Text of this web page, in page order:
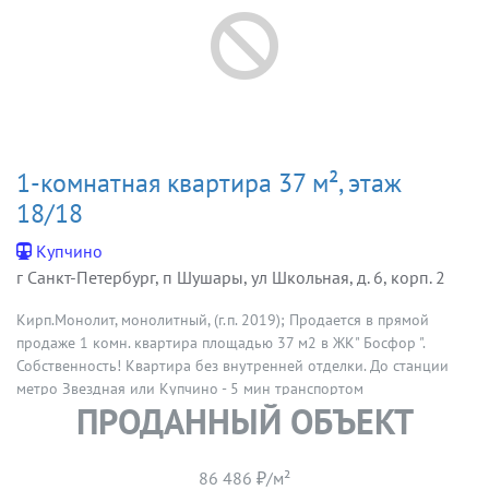
1-комнатная квартира 37 м², этаж
18/18
Купчино
г Санкт-Петербург, п Шушары, ул Школьная, д. 6, корп. 2
Кирп.Монолит, монолитный, (г.п. 2019); Продается в прямой
продаже 1 комн. квартира площадью 37 м2 в ЖК" Босфор ".
Собственность! Квартира без внутренней отделки. До станции
метро Звездная или Купчино - 5 мин транспортом
ПРОДАННЫЙ ОБЪЕКТ
86 486 ₽/м²